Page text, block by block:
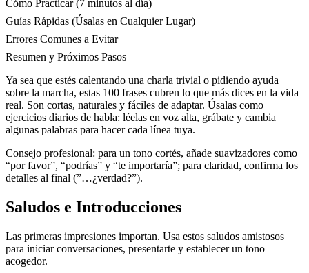
Cómo Practicar (7 minutos al día)
Guías Rápidas (Úsalas en Cualquier Lugar)
Errores Comunes a Evitar
Resumen y Próximos Pasos
Ya sea que estés calentando una charla trivial o pidiendo ayuda
sobre la marcha, estas 100 frases cubren lo que más dices en la vida
real. Son cortas, naturales y fáciles de adaptar. Úsalas como
ejercicios diarios de habla: léelas en voz alta, grábate y cambia
algunas palabras para hacer cada línea tuya.
Consejo profesional: para un tono cortés, añade suavizadores como
“por favor”, “podrías” y “te importaría”; para claridad, confirma los
detalles al final (”…¿verdad?”).
Saludos e Introducciones
Las primeras impresiones importan. Usa estos saludos amistosos
para iniciar conversaciones, presentarte y establecer un tono
acogedor.